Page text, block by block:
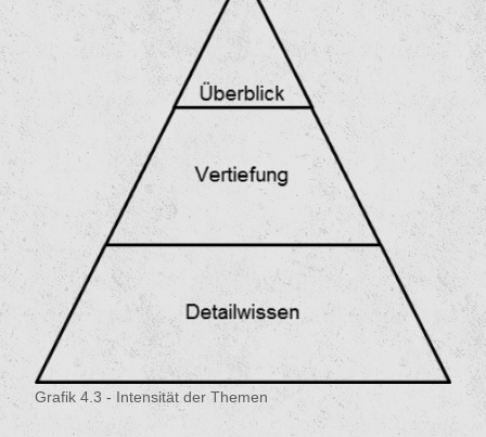
Grafik 4.3 - Intensität der Themen